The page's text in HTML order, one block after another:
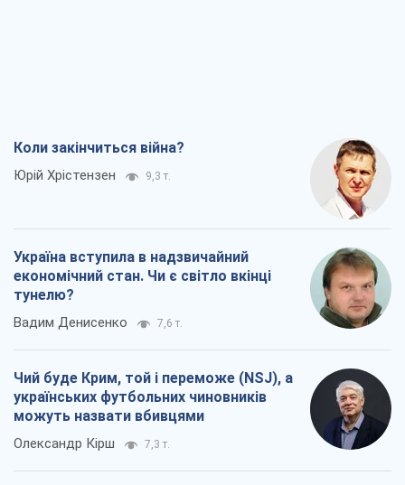
Коли закінчиться війна?
Юрій Хрістензен 9,3 т.
Україна вступила в надзвичайний
економічний стан. Чи є світло вкінці
тунелю?
Вадим Денисенко 7,6 т.
Чий буде Крим, той і переможе (NSJ), а
українських футбольних чиновників
можуть назвати вбивцями
Олександр Кірш 7,3 т.